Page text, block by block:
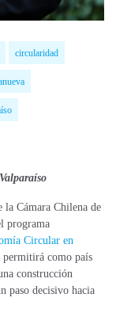
circularidad
la Cámara Chilena de
programa
Circular en
permitirá como país
construcción
paso decisivo hacia